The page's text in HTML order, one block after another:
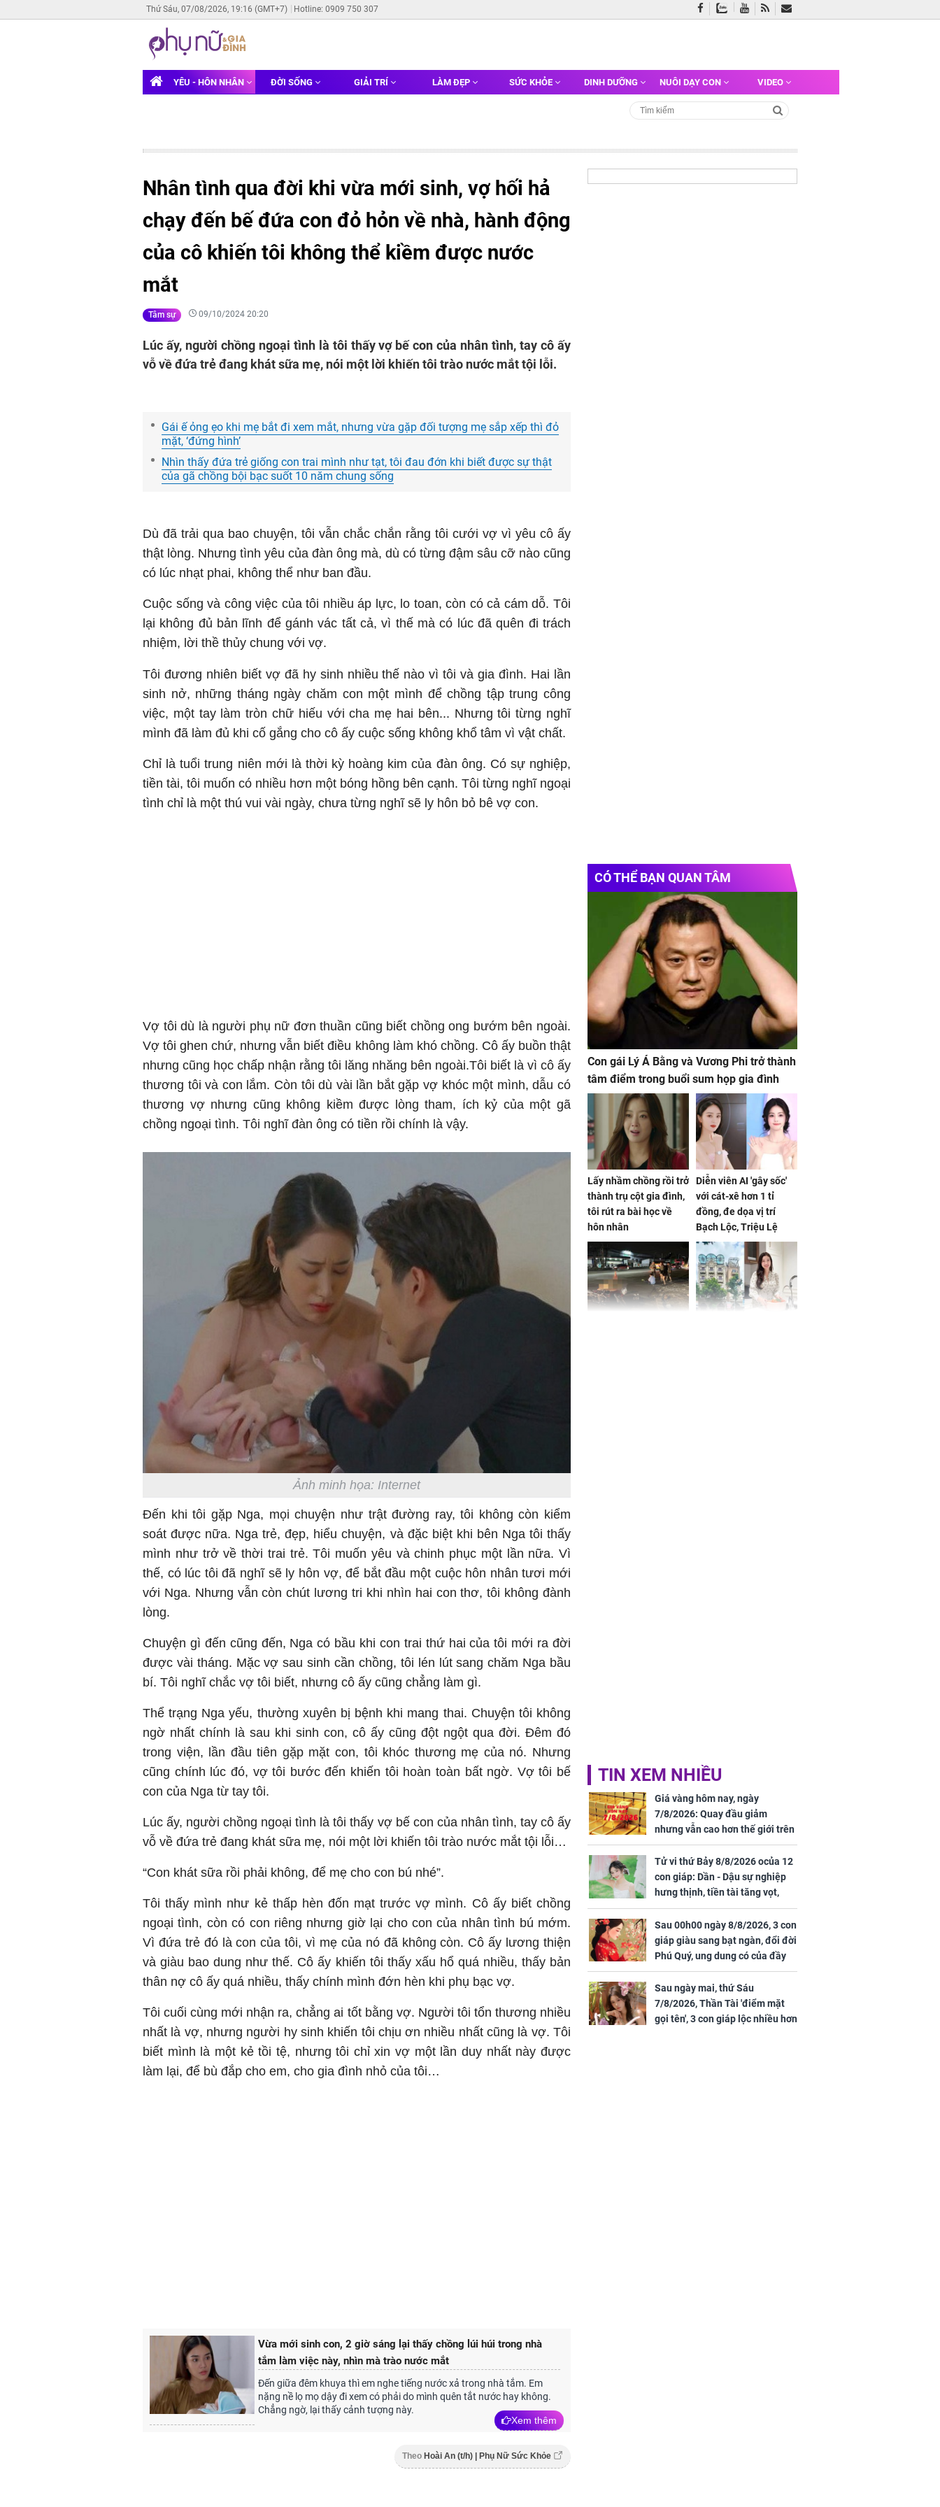
Thứ Sáu, 07/08/2026, 19:16 (GMT+7) Hotline: 0909 750 307
YÊU - HÔN NHÂN ĐỜI SỐNG GIẢI TRÍ LÀM ĐẸP SỨC KHỎE DINH DƯỠNG NUÔI DẠY CON VIDEO
Nhân tình qua đời khi vừa mới sinh, vợ hối hả
chạy đến bế đứa con đỏ hỏn về nhà, hành động
của cô khiến tôi không thể kiềm được nước
mắt
Tâm sự 09/10/2024 20:20
Lúc ấy, người chồng ngoại tình là tôi thấy vợ bế con của nhân tình, tay cô ấy
vỗ về đứa trẻ đang khát sữa mẹ, nói một lời khiến tôi trào nước mắt tội lỗi.
Gái ế ỏng ẹo khi mẹ bắt đi xem mắt, nhưng vừa gặp đối tượng mẹ sắp xếp thì đỏ
mặt, ‘đứng hình’
Nhìn thấy đứa trẻ giống con trai mình như tạt, tôi đau đớn khi biết được sự thật
của gã chồng bội bạc suốt 10 năm chung sống
Dù đã trải qua bao chuyện, tôi vẫn chắc chắn rằng tôi cưới vợ vì yêu cô ấy
thật lòng. Nhưng tình yêu của đàn ông mà, dù có từng đậm sâu cỡ nào cũng
có lúc nhạt phai, không thể như ban đầu.
Cuộc sống và công việc của tôi nhiều áp lực, lo toan, còn có cả cám dỗ. Tôi
lại không đủ bản lĩnh để gánh vác tất cả, vì thế mà có lúc đã quên đi trách
nhiệm, lời thề thủy chung với vợ.
Tôi đương nhiên biết vợ đã hy sinh nhiều thế nào vì tôi và gia đình. Hai lần
sinh nở, những tháng ngày chăm con một mình để chồng tập trung công
việc, một tay làm tròn chữ hiếu với cha mẹ hai bên... Nhưng tôi từng nghĩ
mình đã làm đủ khi cố gắng cho cô ấy cuộc sống không khổ tâm vì vật chất.
Chỉ là tuổi trung niên mới là thời kỳ hoàng kim của đàn ông. Có sự nghiệp,
tiền tài, tôi muốn có nhiều hơn một bóng hồng bên cạnh. Tôi từng nghĩ ngoại
tình chỉ là một thú vui vài ngày, chưa từng nghĩ sẽ ly hôn bỏ bê vợ con.
Vợ tôi dù là người phụ nữ đơn thuần cũng biết chồng ong bướm bên ngoài.
Vợ tôi ghen chứ, nhưng vẫn biết điều không làm khó chồng. Cô ấy buồn thật
nhưng cũng học chấp nhận rằng tôi lăng nhăng bên ngoài.Tôi biết là vì cô ấy
thương tôi và con lắm. Còn tôi dù vài lần bắt gặp vợ khóc một mình, dẫu có
thương vợ nhưng cũng không kiềm được lòng tham, ích kỷ của một gã
chồng ngoại tình. Tôi nghĩ đàn ông có tiền rồi chính là vậy.
Ảnh minh họa: Internet
Đến khi tôi gặp Nga, mọi chuyện như trật đường ray, tôi không còn kiểm
soát được nữa. Nga trẻ, đẹp, hiểu chuyện, và đặc biệt khi bên Nga tôi thấy
mình như trở về thời trai trẻ. Tôi muốn yêu và chinh phục một lần nữa. Vì
thế, có lúc tôi đã nghĩ sẽ ly hôn vợ, để bắt đầu một cuộc hôn nhân tươi mới
với Nga. Nhưng vẫn còn chút lương tri khi nhìn hai con thơ, tôi không đành
lòng.
Chuyện gì đến cũng đến, Nga có bầu khi con trai thứ hai của tôi mới ra đời
được vài tháng. Mặc vợ sau sinh cần chồng, tôi lén lút sang chăm Nga bầu
bí. Tôi nghĩ chắc vợ tôi biết, nhưng cô ấy cũng chẳng làm gì.
Thể trạng Nga yếu, thường xuyên bị bệnh khi mang thai. Chuyện tôi không
ngờ nhất chính là sau khi sinh con, cô ấy cũng đột ngột qua đời. Đêm đó
trong viện, lần đầu tiên gặp mặt con, tôi khóc thương mẹ của nó. Nhưng
cũng chính lúc đó, vợ tôi bước đến khiến tôi hoàn toàn bất ngờ. Vợ tôi bế
con của Nga từ tay tôi.
Lúc ấy, người chồng ngoại tình là tôi thấy vợ bế con của nhân tình, tay cô ấy
vỗ về đứa trẻ đang khát sữa mẹ, nói một lời khiến tôi trào nước mắt tội lỗi…
“Con khát sữa rồi phải không, để mẹ cho con bú nhé”.
Tôi thấy mình như kẻ thấp hèn đốn mạt trước vợ mình. Cô ấy biết chồng
ngoại tình, còn có con riêng nhưng giờ lại cho con của nhân tình bú mớm.
Vì đứa trẻ đó là con của tôi, vì mẹ của nó đã không còn. Cô ấy lương thiện
và giàu bao dung như thế. Cô ấy khiến tôi thấy xấu hổ quá nhiều, thấy bản
thân nợ cô ấy quá nhiều, thấy chính mình đớn hèn khi phụ bạc vợ.
Tôi cuối cùng mới nhận ra, chẳng ai tốt bằng vợ. Người tôi tổn thương nhiều
nhất là vợ, nhưng người hy sinh khiến tôi chịu ơn nhiều nhất cũng là vợ. Tôi
biết mình là một kẻ tồi tệ, nhưng tôi chỉ xin vợ một lần duy nhất này được
làm lại, để bù đắp cho em, cho gia đình nhỏ của tôi…
Vừa mới sinh con, 2 giờ sáng lại thấy chồng lúi húi trong nhà
tắm làm việc này, nhìn mà trào nước mắt
Đến giữa đêm khuya thì em nghe tiếng nước xả trong nhà tắm. Em
nặng nề lọ mọ dậy đi xem có phải do mình quên tắt nước hay không.
Chẳng ngờ, lại thấy cảnh tượng này.
Xem thêm
Theo Hoài An (t/h) | Phụ Nữ Sức Khỏe
CÓ THỂ BẠN QUAN TÂM
Con gái Lý Á Bằng và Vương Phi trở thành
tâm điểm trong buổi sum họp gia đình
Lấy nhầm chồng rồi trở
thành trụ cột gia đình,
tôi rút ra bài học về
hôn nhân
Diễn viên AI 'gây sốc'
với cát-xê hơn 1 tỉ
đồng, đe dọa vị trí
Bạch Lộc, Triệu Lệ
Dĩnh
TIN XEM NHIỀU
Giá vàng hôm nay, ngày
7/8/2026: Quay đầu giảm
nhưng vẫn cao hơn thế giới trên
7 triệu đồng
Tử vi thứ Bảy 8/8/2026 ocủa 12
con giáp: Dần - Dậu sự nghiệp
hưng thịnh, tiền tài tăng vọt,
Mão - Thân công việc bất trắc,
tiền mất tật mang
Sau 00h00 ngày 8/8/2026, 3 con
giáp giàu sang bạt ngàn, đổi đời
Phú Quý, ung dung có của đầy
nhà, ngày càng hưng thịnh sung
túc
Sau ngày mai, thứ Sáu
7/8/2026, Thần Tài 'điểm mặt
gọi tên', 3 con giáp lộc nhiều hơn